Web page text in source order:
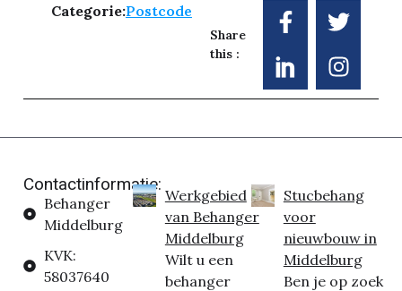
Categorie:Postcode
Share
this :
Contactinformatie:
Behanger
Middelburg
KVK:
58037640
Werkgebied
van Behanger
Middelburg
Wilt u een
behanger
Stucbehang
voor
nieuwbouw in
Middelburg
Ben je op zoek